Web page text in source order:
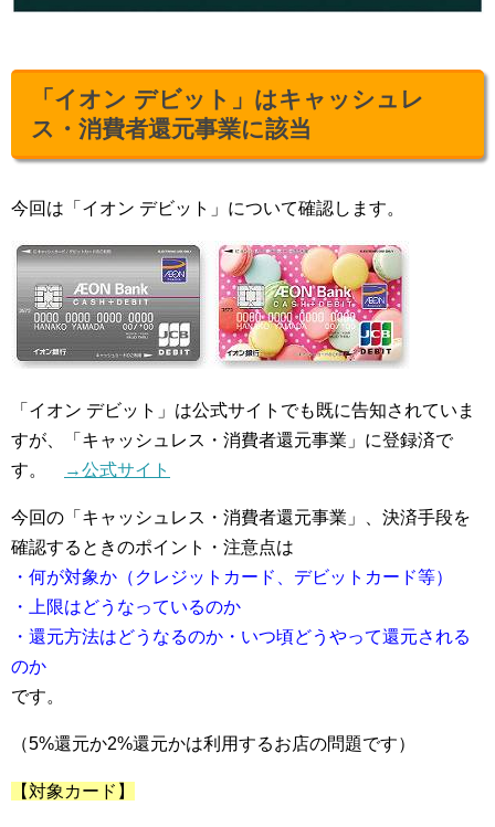
「イオン デビット」はキャッシュレ
ス・消費者還元事業に該当
今回は「イオン デビット」について確認します。
「イオン デビット」は公式サイトでも既に告知されていま
すが、「キャッシュレス・消費者還元事業」に登録済で
す。
→公式サイト
今回の「キャッシュレス・消費者還元事業」、決済手段を
確認するときのポイント・注意点は
・何が対象か（クレジットカード、デビットカード等）
・上限はどうなっているのか
・還元方法はどうなるのか・いつ頃どうやって還元される
のか
です。
（5%還元か2%還元かは利用するお店の問題です）
【対象カード】